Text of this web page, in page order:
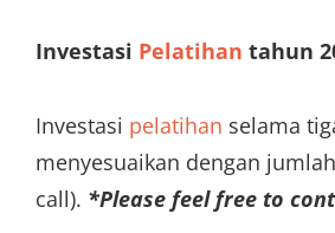
Investasi Pelatihan tahun
Investasi pelatihan selama
menyesuaikan dengan
call). *Please feel free to